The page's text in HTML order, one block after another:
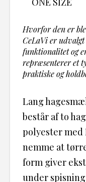
Hvorfor den er
CeLaVi er
funktionalitet og
repræsenterer et
praktiske og
Lang
består af to
polyester med
nemme at
form giver
under